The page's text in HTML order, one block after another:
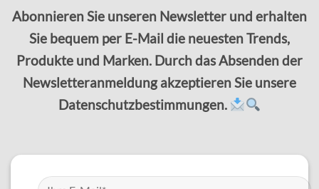
Abonnieren Sie unseren Newsletter und erhalten
Sie bequem per E-Mail die neuesten Trends,
Produkte und Marken. Durch das Absenden der
Newsletteranmeldung akzeptieren Sie unsere
Datenschutzbestimmungen.